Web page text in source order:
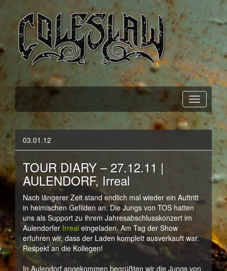
Coleslaw
Official Webpage
03.01.12
TOUR DIARY – 27.12.11 |
AULENDORF, Irreal
Nach längerer Zeit stand endlich mal wieder ein Auftritt
in heimischen Gefilden an. Die Jungs von TOS hatten
uns als Support zu ihrem Jahresabschlusskonzert im
Aulendorfer Irreal eingeladen. Am Tag der Show
erfuhren wir, dass der Laden komplett ausverkauft war.
Respekt an die Kollegen!
In Aulendorf angekommen begrüßten wir die Jungs von